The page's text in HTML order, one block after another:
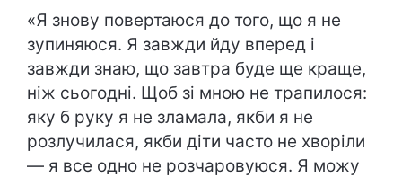
«Я знову повертаюся до того, що я не
зупиняюся. Я завжди йду вперед і
завжди знаю, що завтра буде ще краще,
ніж сьогодні. Щоб зі мною не трапилося:
яку б руку я не зламала, якби я не
розлучилася, якби діти часто не хворіли
— я все одно не розчаровуюся. Я можу